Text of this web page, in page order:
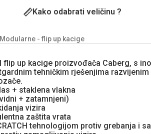
Kako odabrati veličinu ?
Modularne - flip up kacige
flip up kacige proizvođača Caberg, s
tehničkim rješenjima razvijenim
+ staklena vlakna
+ zatamnjeni)
vizira
zaštita vrata
tehnologijom protiv grebanja i